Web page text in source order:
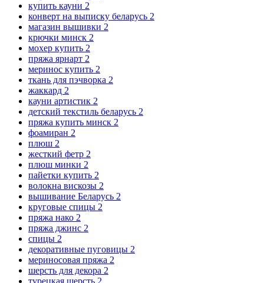
купить кауни 2
конверт на выписку беларусь 2
магазин вышивки 2
крючки минск 2
мохер купить 2
пряжа ярнарт 2
меринос купить 2
ткань для пэчворка 2
жаккард 2
кауни артистик 2
детский текстиль беларусь 2
пряжа купить минск 2
фоамиран 2
плюш 2
жесткий фетр 2
плюш минки 2
пайетки купить 2
волокна вискозы 2
вышивание Беларусь 2
круговые спицы 2
пряжа нако 2
пряжа джинс 2
спицы 2
декоративные пуговицы 2
мериносовая пряжа 2
шерсть для декора 2
турецкая шерсть 2